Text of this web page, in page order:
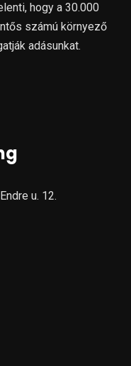
hogy a 30.000
számú környező
adásunkat.
u. 12.